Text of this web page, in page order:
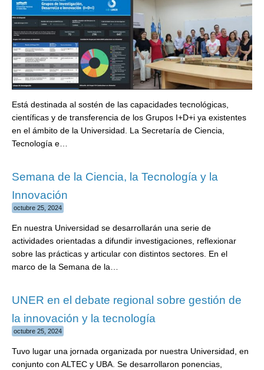
Está destinada al sostén de las capacidades tecnológicas,
científicas y de transferencia de los Grupos I+D+i ya existentes
en el ámbito de la Universidad. La Secretaría de Ciencia,
Tecnología e…
Semana de la Ciencia, la Tecnología y la
Innovación
octubre 25, 2024
En nuestra Universidad se desarrollarán una serie de
actividades orientadas a difundir investigaciones, reflexionar
sobre las prácticas y articular con distintos sectores. En el
marco de la Semana de la…
UNER en el debate regional sobre gestión de
la innovación y la tecnología
octubre 25, 2024
Tuvo lugar una jornada organizada por nuestra Universidad, en
conjunto con ALTEC y UBA. Se desarrollaron ponencias,